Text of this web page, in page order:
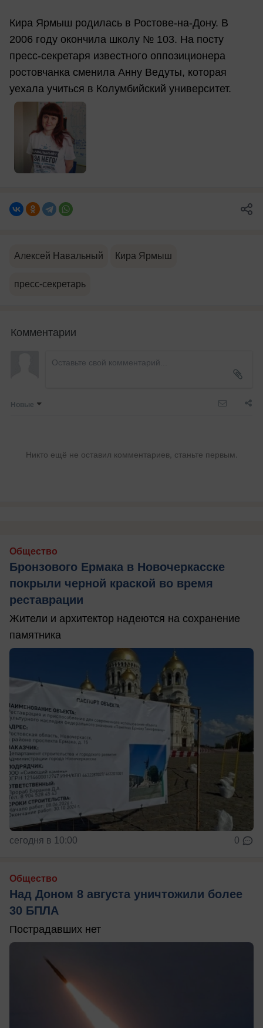
Кира Ярмыш родилась в Ростове-на-Дону. В
2006 году окончила школу № 103. На посту
пресс-секретаря известного оппозиционера
ростовчанка сменила Анну Ведуты, которая
уехала учиться в Колумбийский университет.
Алексей Навальный Кира Ярмыш
пресс-секретарь
Комментарии
Новые
Никто ещё не оставил комментариев, станьте первым.
Общество
Бронзового Ермака в Новочеркасске
покрыли черной краской во время
реставрации
Жители и архитектор надеются на сохранение
памятника
сегодня в 10:00 0
Общество
Над Доном 8 августа уничтожили более
30 БПЛА
Пострадавших нет